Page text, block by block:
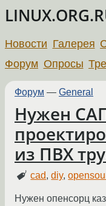
Новости Галерея
Форум Опросы
Форум — General
Нужен
из ПВХ
cad,diy,
Нужен опенсорц